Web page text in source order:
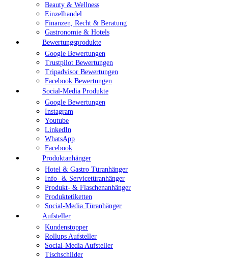
Beauty & Wellness
Einzelhandel
Finanzen, Recht & Beratung
Gastronomie & Hotels
Bewertungsprodukte
Google Bewertungen
Trustpilot Bewertungen
Tripadvisor Bewertungen
Facebook Bewertungen
Social-Media Produkte
Google Bewertungen
Instagram
Youtube
LinkedIn
WhatsApp
Facebook
Produktanhänger
Hotel & Gastro Türanhänger
Info- & Servicetüranhänger
Produkt- & Flaschenanhänger
Produktetiketten
Social-Media Türanhänger
Aufsteller
Kundenstopper
Rollups Aufsteller
Social-Media Aufsteller
Tischschilder